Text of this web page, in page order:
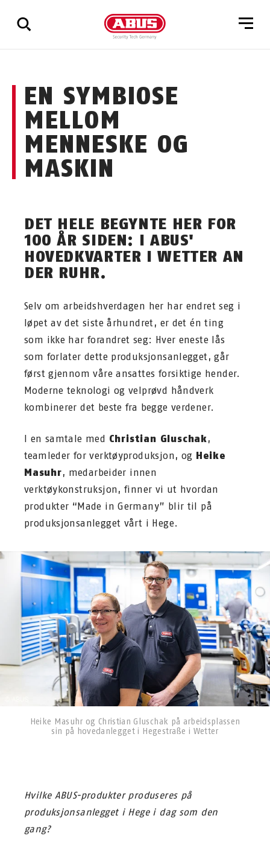
alle
resultater
EN SYMBIOSE
MELLOM
MENNESKE OG
MASKIN
DET HELE BEGYNTE HER FOR
100 ÅR SIDEN: I ABUS'
HOVEDKVARTER I WETTER AN
DER RUHR.
Selv om arbeidshverdagen her har endret seg i
løpet av det siste århundret, er det én ting
som ikke har forandret seg: Hver eneste lås
som forlater dette produksjonsanlegget, går
først gjennom våre ansattes forsiktige hender.
Moderne teknologi og velprøvd håndverk
kombinerer det beste fra begge verdener.
I en samtale med Christian Gluschak,
teamleder for verktøyproduksjon, og Heike
Masuhr, medarbeider innen
verktøykonstruksjon, finner vi ut hvordan
produkter “Made in Germany” blir til på
produksjonsanlegget vårt i Hege.
Heike Masuhr og Christian Gluschak på arbeidsplassen
sin på hovedanlegget i Hegestraße i Wetter
Hvilke ABUS-produkter produseres på
produksjonsanlegget i Hege i dag som den
gang?